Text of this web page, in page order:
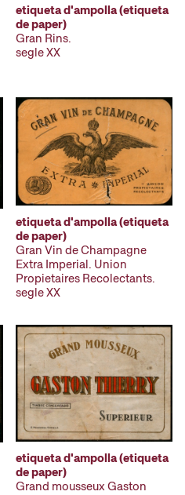
etiqueta d'ampolla (etiqueta
de paper)
Gran Rins.
segle XX
etiqueta d'ampolla (etiqueta
de paper)
Gran Vin de Champagne
Extra Imperial. Union
Propietaires Recolectants.
segle XX
etiqueta d'ampolla (etiqueta
de paper)
Grand mousseux Gaston